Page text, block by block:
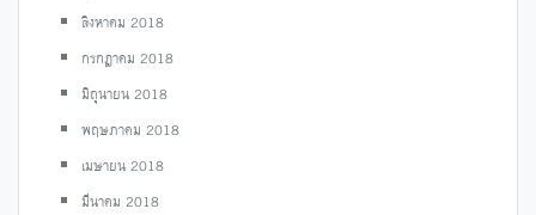
สิงหาคม 2018
กรกฎาคม 2018
มิถุนายน 2018
พฤษภาคม 2018
เมษายน 2018
มีนาคม 2018